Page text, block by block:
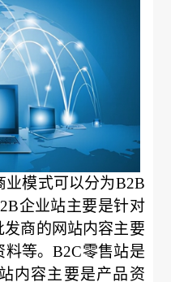
业模式可以分为B2B
企业站主要是针对
商的网站内容主要
等。B2C零售站是
内容主要是产品资